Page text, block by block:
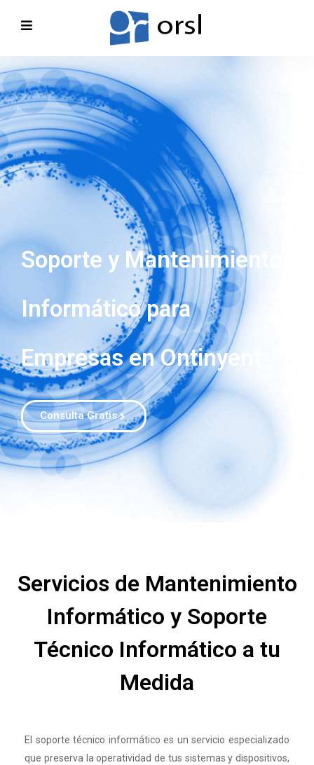
Soporte y Mantenimiento
Informático para
Empresas en Ontinyent
Consulta Gratis
Servicios de Mantenimiento
Informático y Soporte
Técnico Informático a tu
Medida
El soporte técnico informático es un servicio especializado
que preserva la operatividad de tus sistemas y dispositivos,